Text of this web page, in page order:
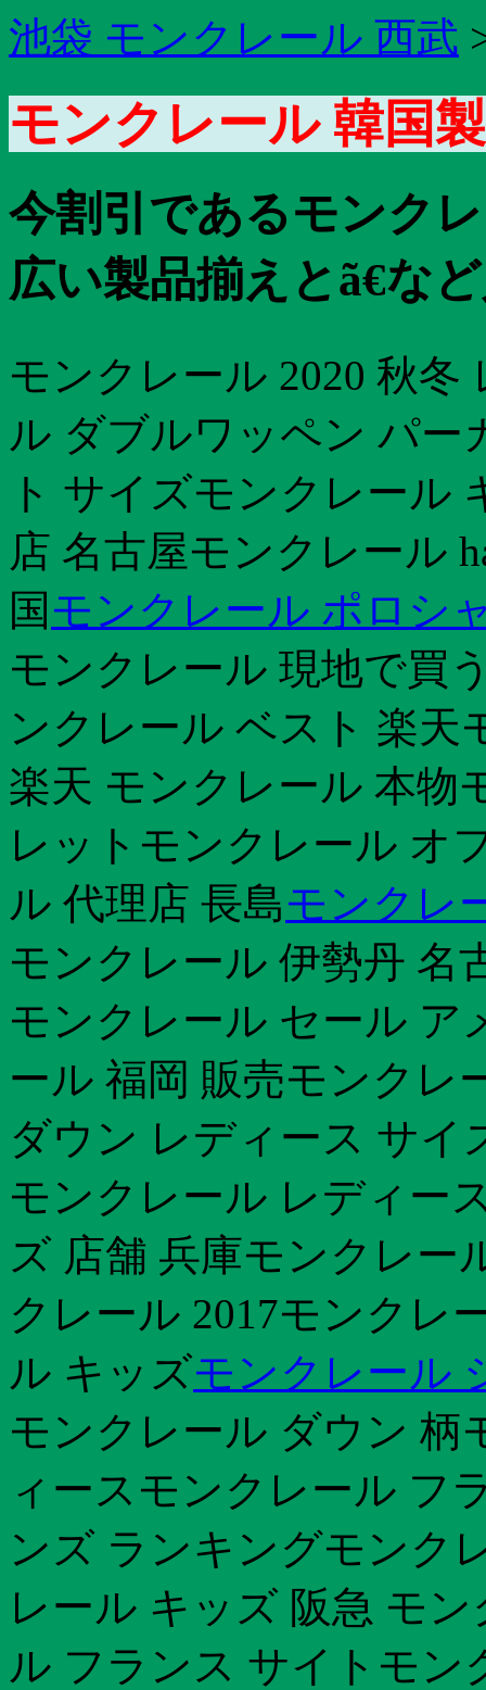
池袋 モンクレール 西武
モンクレール 韓国
今割引であるモンク
広い製品揃えとã€な
モンクレール 2020 秋
ル ダブルワッペン パー
ト サイズモンクレール
店 名古屋モンクレール
国 モンクレール ポロシ
モンクレール 現地で買
ンクレール ベスト 楽天
楽天 モンクレール 本物
レットモンクレール オ
ル 代理店 長島モンクレ
モンクレール 伊勢丹 名
モンクレール セール ア
ール 福岡 販売モンクレ
ダウン レディース サイ
モンクレール レディー
ズ 店舗 兵庫モンクレー
クレール 2017モンクレ
ル キッズモンクレール
モンクレール ダウン 柄
ィースモンクレール フ
ンズ ランキングモンク
レール キッズ 阪急 モ
ル フランス サイトモン